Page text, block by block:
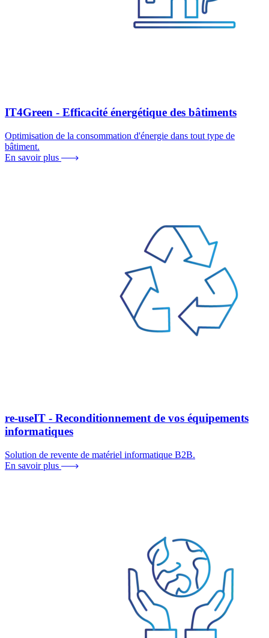
IT4Green - Efficacité énergétique des bâtiments
Optimisation de la consommation d'énergie dans tout type de
bâtiment.
En savoir plus
re-useIT - Reconditionnement de vos équipements
informatiques
Solution de revente de matériel informatique B2B.
En savoir plus